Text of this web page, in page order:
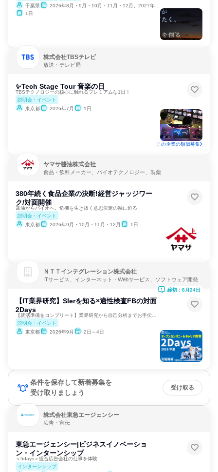
千葉県
2026年8月・9月・10月・11月・12月、2027年1月
1日
株式会社TBSテレビ
放送・テレビ局
✨Tech Stage Tour 音楽の日
TBSテクノロジーの核心に触れるプレミアムな1日！
説明会・イベント
東京都
2026年7月 1日
この企業の類似募集
ヤマサ醬油株式会社
食品・飲料メーカー、バイオテクノロジー、製薬
380年続く食品企業の決断!経営ジャッジワー
ク/対面開催
醤油からバイオへ。危機を生き抜く意思決定の軸に迫る
説明会・イベント
東京都
2026年9月・10月・11月・12月 1日
ＮＴＴインテグレーション株式会社
ITサービス、インターネット・Webサービス、ソフトウェア開発
【IT業界研究】SIerを知る×適性検査FBの対面
2Days
説明会・イベント
東京都
2026年9月 2日～4日
締切：8月24日
条件を保存して新着募集を
受け取りましょう
受け取る
株式会社東急エージェンシー
広告・宣伝
東急エージェンシー|ビジネスイノベーショ
ン・インターンシップ
＜5days＞総合広告会社の仕事を体験
インターンシップ